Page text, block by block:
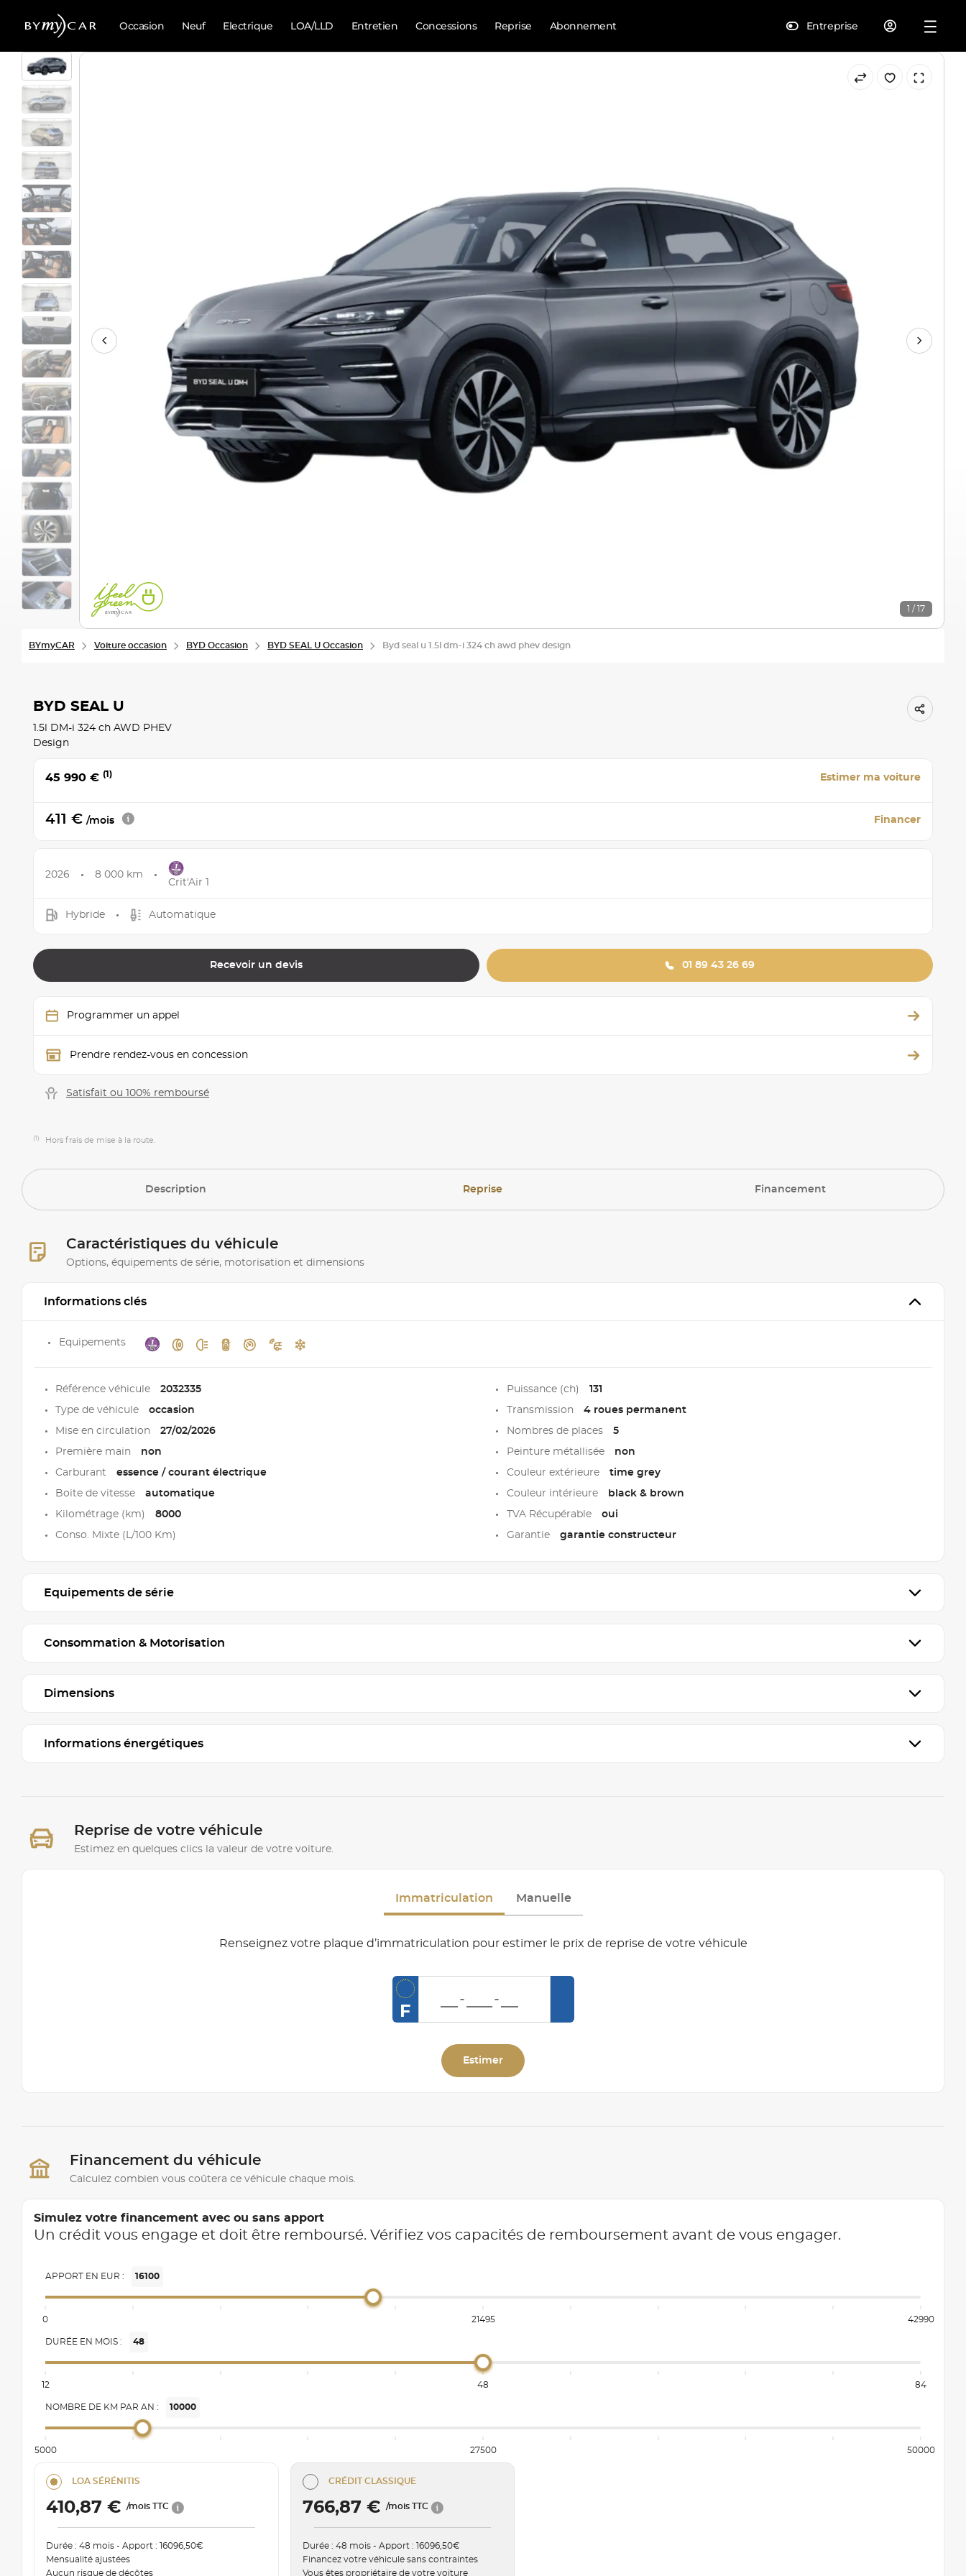
Occasion Neuf Electrique LOA/LLD Entretien Concessions Reprise Abonnement Entreprise
BYmyCAR Voiture occasion BYD Occasion BYD SEAL U Occasion Byd seal u 1.5l dm-i 324 ch awd phev design
1 / 17
BYD SEAL U
1.5l DM-i 324 ch AWD PHEV
Design
45 990 € (1) Estimer ma voiture
411 € /mois Financer
2026 8 000 km
Crit'Air 1
Hybride Automatique
Recevoir un devis 01 89 43 26 69
Programmer un appel
Prendre rendez-vous en concession
Satisfait ou 100% remboursé
(1) Hors frais de mise à la route.
Description Reprise Financement
Caractéristiques du véhicule
Options, équipements de série, motorisation et dimensions
Informations clés
Equipements
Référence véhicule 2032335
Type de véhicule occasion
Mise en circulation 27/02/2026
Première main non
Carburant essence / courant électrique
Boite de vitesse automatique
Kilométrage (km) 8000
Conso. Mixte (L/100 Km)
Puissance (ch) 131
Transmission 4 roues permanent
Nombres de places 5
Peinture métallisée non
Couleur extérieure time grey
Couleur intérieure black & brown
TVA Récupérable oui
Garantie garantie constructeur
Equipements de série
Consommation & Motorisation
Dimensions
Informations énergétiques
Reprise de votre véhicule
Estimez en quelques clics la valeur de votre voiture.
Immatriculation Manuelle
Renseignez votre plaque d’immatriculation pour estimer le prix de reprise de votre véhicule
F
Estimer
Financement du véhicule
Calculez combien vous coûtera ce véhicule chaque mois.
Simulez votre financement avec ou sans apport
Un crédit vous engage et doit être remboursé. Vérifiez vos capacités de remboursement avant de vous engager.
APPORT EN EUR : 16100
0 21495 42990
DURÉE EN MOIS : 48
12 48 84
NOMBRE DE KM PAR AN : 10000
5000 27500 50000
LOA SÉRÉNITIS
410,87 €/mois TTC
Durée : 48 mois - Apport : 16096,50€
Mensualité ajustées
Aucun risque de décôtes
CRÉDIT CLASSIQUE
766,87 €/mois TTC
Durée : 48 mois - Apport : 16096,50€
Financez votre véhicule sans contraintes
Vous êtes propriétaire de votre voiture